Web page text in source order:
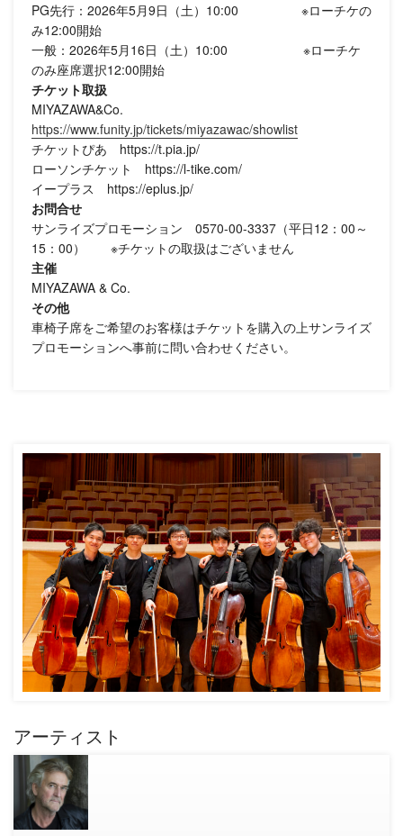
PG先行：2026年5月9日（土）10:00 ※ローチケの
み12:00開始
一般：2026年5月16日（土）10:00 ※ローチケ
のみ座席選択12:00開始
チケット取扱
MIYAZAWA&Co.
https://www.funity.jp/tickets/miyazawac/showlist
チケットぴあ https://t.pia.jp/
ローソンチケット https://l-tike.com/
イープラス https://eplus.jp/
お問合せ
サンライズプロモーション 0570-00-3337（平日12：00～
15：00） ※チケットの取扱はございません
主催
MIYAZAWA & Co.
その他
車椅子席をご希望のお客様はチケットを購入の上サンライズ
プロモーションへ事前に問い合わせください。
アーティスト